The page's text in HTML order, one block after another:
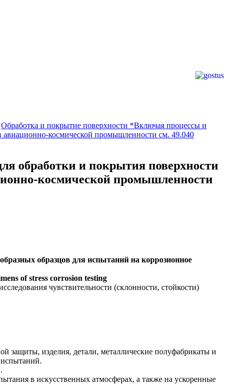
Обработка и покрытие поверхности *Включая процессы и
авиационно-космической промышленности см. 49.040
обработки и покрытия поверхности
космической промышленности
образцов для испытаний на коррозионное
of stress corrosion testing
чувствительности (склонности, стойкости)
защиты, изделия, детали, металлические полуфабрикаты и
в искусственных атмосферах, а также на ускоренные